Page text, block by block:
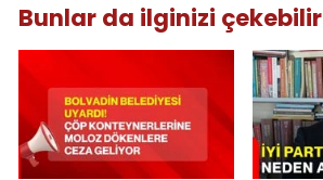
Bunlar da ilginizi çekebilir